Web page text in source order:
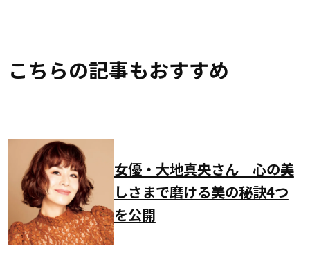
こちらの記事もおすすめ
女優・大地真央さん｜心の美
しさまで磨ける美の秘訣4つ
を公開